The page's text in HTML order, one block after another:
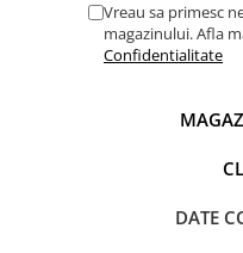
Vreau sa primesc
magazinului. Afla
Confidentialitate
DATE